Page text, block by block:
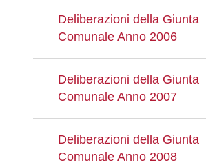
Deliberazioni della Giunta
Comunale Anno 2006
Deliberazioni della Giunta
Comunale Anno 2007
Deliberazioni della Giunta
Comunale Anno 2008